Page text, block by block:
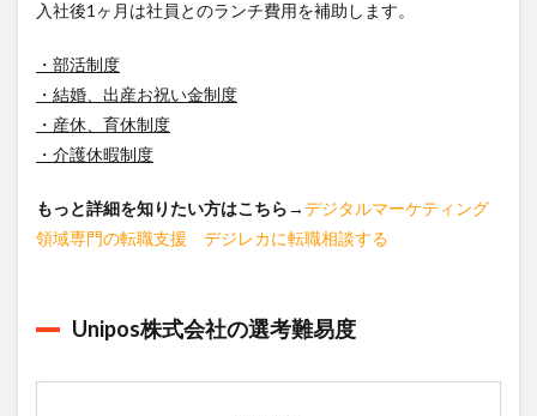
入社後1ヶ月は社員とのランチ費用を補助します。
・部活制度
・結婚、出産お祝い金制度
・産休、育休制度
・介護休暇制度
もっと詳細を知りたい方はこちら→デジタルマーケティング
領域専門の転職支援 デジレカに転職相談する
Unipos株式会社の選考難易度